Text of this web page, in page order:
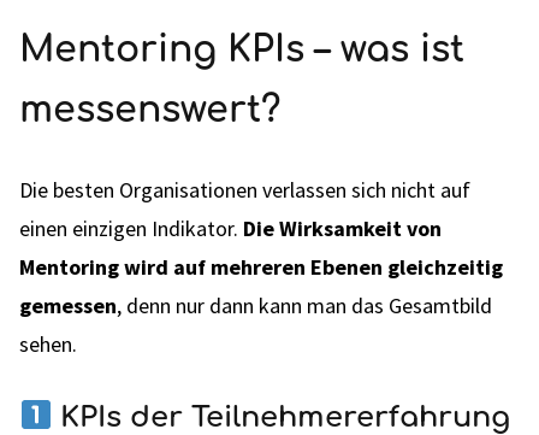
Mentoring KPIs – was ist
messenswert?
Die besten Organisationen verlassen sich nicht auf
einen einzigen Indikator. Die Wirksamkeit von
Mentoring wird auf mehreren Ebenen gleichzeitig
gemessen, denn nur dann kann man das Gesamtbild
sehen.
KPIs der Teilnehmererfahrung